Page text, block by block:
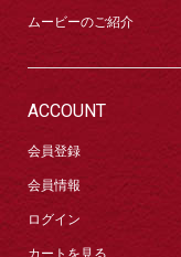
ムービーのご紹介
ACCOUNT
会員登録
会員情報
ログイン
カートを見る